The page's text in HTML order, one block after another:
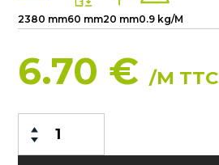
2380 mm60 mm20 mm0.9 kg/M
6.70 €/M TTC